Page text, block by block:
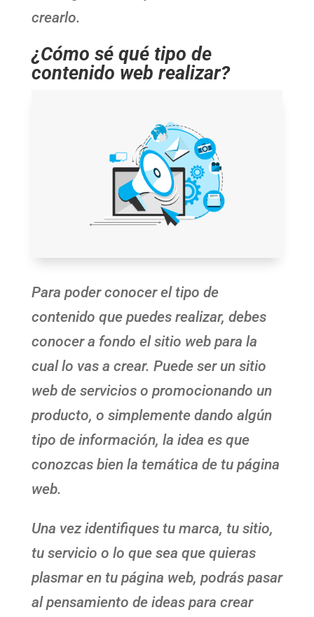
crearlo.
¿Cómo sé qué tipo de
contenido web realizar?
Para poder conocer el tipo de
contenido que puedes realizar, debes
conocer a fondo el sitio web para la
cual lo vas a crear. Puede ser un sitio
web de servicios o promocionando un
producto, o simplemente dando algún
tipo de información, la idea es que
conozcas bien la temática de tu página
web.
Una vez identifiques tu marca, tu sitio,
tu servicio o lo que sea que quieras
plasmar en tu página web, podrás pasar
al pensamiento de ideas para crear